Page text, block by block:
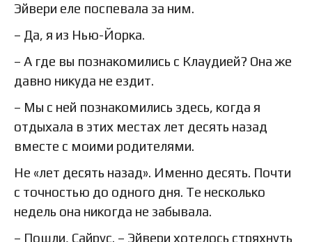
Эйвери еле поспевала за ним.
– Да, я из Нью-Йорка.
– А где вы познакомились с Клаудией? Она же
давно никуда не ездит.
– Мы с ней познакомились здесь, когда я
отдыхала в этих местах лет десять назад
вместе с моими родителями.
Не «лет десять назад». Именно десять. Почти
с точностью до одного дня. Те несколько
недель она никогда не забывала.
– Пошли, Сайрус. – Эйвери хотелось стряхнуть